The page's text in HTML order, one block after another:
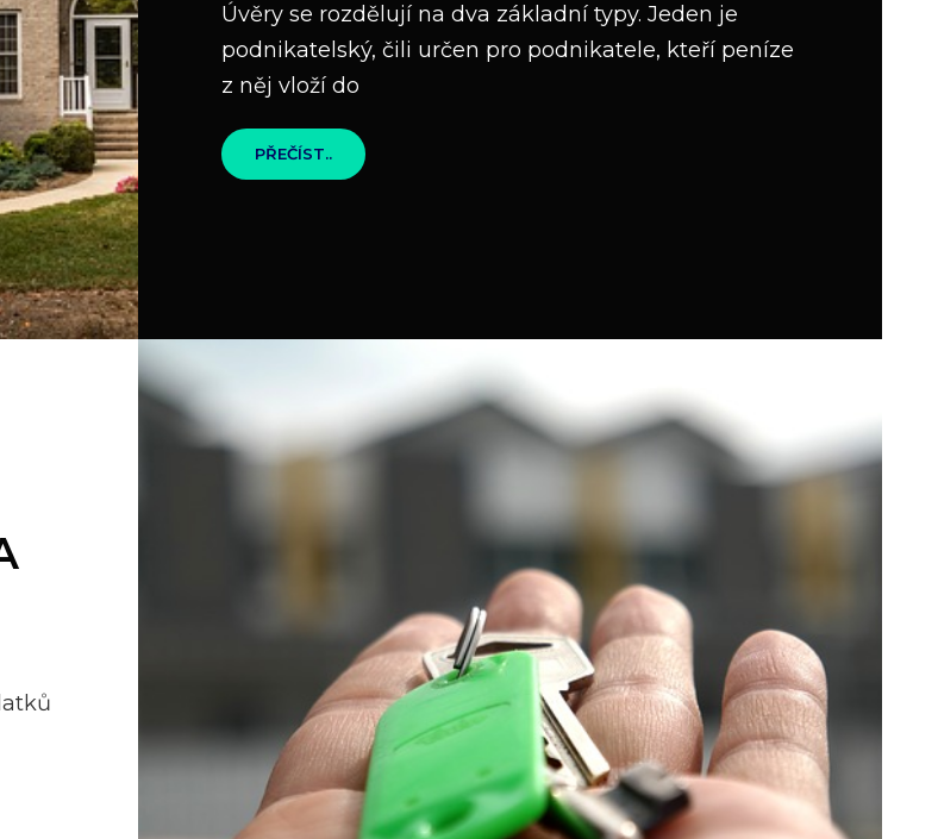
Úvěry se rozdělují na dva základní typy. Jeden je
podnikatelský, čili určen pro podnikatele, kteří peníze
z něj vloží do
PŘEČÍST.. NEBANKOVNÍ
HYPOTÉKA